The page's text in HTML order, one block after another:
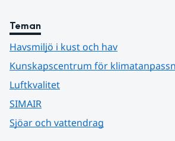
Teman
Havsmiljö i kust och hav
Kunskapscentrum för
Luftkvalitet
SIMAIR
Sjöar och vattendrag